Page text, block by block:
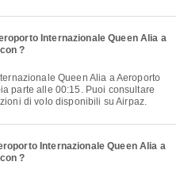
Internazionale Queen Alia a
?
parte alle 00:15. Puoi consultare
di volo disponibili su Airpaz.
Internazionale Queen Alia a
?